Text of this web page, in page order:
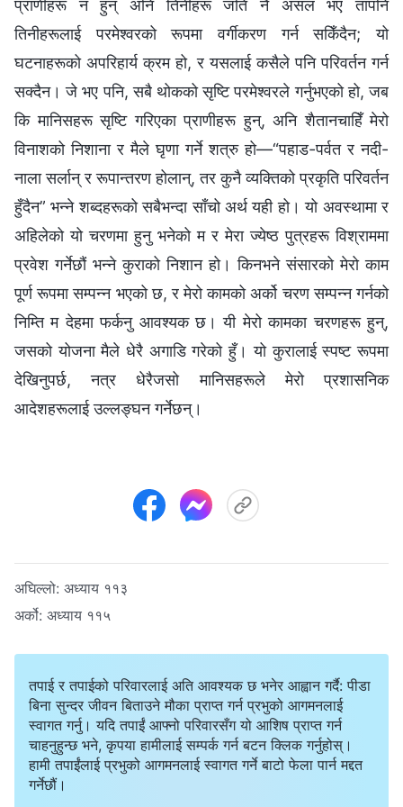
प्राणीहरू न हुन् अनि तिनीहरू जति नै असल भए तापनि
तिनीहरूलाई परमेश्‍वरको रूपमा वर्गीकरण गर्न सकिँदैन; यो
घटनाहरूको अपरिहार्य क्रम हो, र यसलाई कसैले पनि परिवर्तन गर्न
सक्दैन। जे भए पनि, सबै थोकको सृष्टि परमेश्‍वरले गर्नुभएको हो, जब
कि मानिसहरू सृष्टि गरिएका प्राणीहरू हुन्, अनि शैतानचाहिँ मेरो
विनाशको निशाना र मैले घृणा गर्ने शत्रु हो—“पहाड-पर्वत र नदी-
नाला सर्लान् र रूपान्तरण होलान्, तर कुनै व्यक्तिको प्रकृति परिवर्तन
हुँदैन” भन्‍ने शब्दहरूको सबैभन्दा साँचो अर्थ यही हो। यो अवस्थामा र
अहिलेको यो चरणमा हुनु भनेको म र मेरा ज्येष्ठ पुत्रहरू विश्राममा
प्रवेश गर्नेछौं भन्‍ने कुराको निशान हो। किनभने संसारको मेरो काम
पूर्ण रूपमा सम्पन्‍न भएको छ, र मेरो कामको अर्को चरण सम्पन्‍न गर्नको
निम्ति म देहमा फर्कनु आवश्यक छ। यी मेरो कामका चरणहरू हुन्,
जसको योजना मैले धेरै अगाडि गरेको हुँ। यो कुरालाई स्पष्ट रूपमा
देखिनुपर्छ, नत्र धेरैजसो मानिसहरूले मेरो प्रशासनिक
आदेशहरूलाई उल्लङ्‍घन गर्नेछन्।
अघिल्लो: अध्याय ११३
अर्को: अध्याय ११५
तपाई र तपाईको परिवारलाई अति आवश्यक छ भनेर आह्वान गर्दै: पीडा
बिना सुन्दर जीवन बिताउने मौका प्राप्त गर्न प्रभुको आगमनलाई
स्वागत गर्नु। यदि तपाईं आफ्नो परिवारसँग यो आशिष प्राप्त गर्न
चाहनुहुन्छ भने, कृपया हामीलाई सम्पर्क गर्न बटन क्लिक गर्नुहोस्।
हामी तपाईंलाई प्रभुको आगमनलाई स्वागत गर्ने बाटो फेला पार्न मद्दत
गर्नेछौं।